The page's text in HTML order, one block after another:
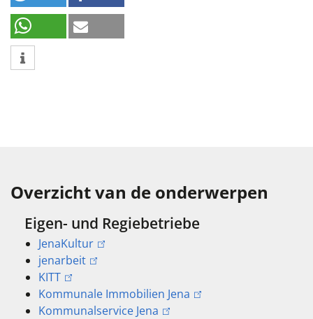
Overzicht van de onderwerpen
Eigen- und Regiebetriebe
JenaKultur
jenarbeit
KITT
Kommunale Immobilien Jena
Kommunalservice Jena